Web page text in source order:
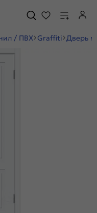
/ ПВХ Graffiti Дверь